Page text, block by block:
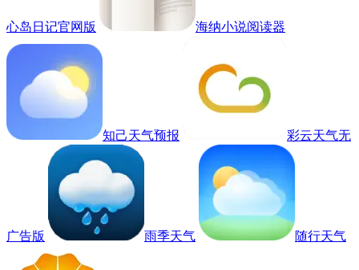
心岛日记官网版 海纳小说阅读器
知己天气预报 彩云天气无
广告版 雨季天气 随行天气